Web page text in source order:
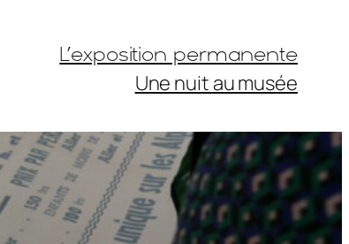
L’exposition permanente
Une nuit au musée